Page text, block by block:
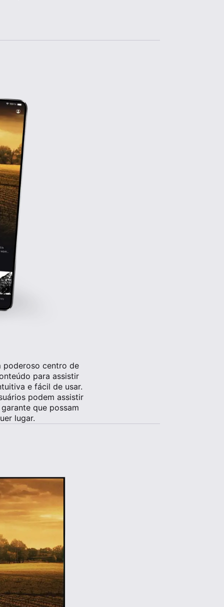
poderoso centro de
para assistir
e fácil de usar.
podem assistir
que possam
lugar.